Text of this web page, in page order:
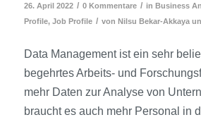
26. April 2022 / 0 Kommentare / in Business
Profile, Job Profile / von Nilsu Bekar-Akkaya
Data Management ist ein sehr
begehrtes Arbeits- und
mehr Daten zur Analyse von
braucht es auch mehr Personal in